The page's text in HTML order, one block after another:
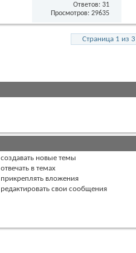
Ответов: 31
Просмотров: 29635
Страница 1 из 3
создавать новые темы
отвечать в темах
прикреплять вложения
редактировать свои сообщения